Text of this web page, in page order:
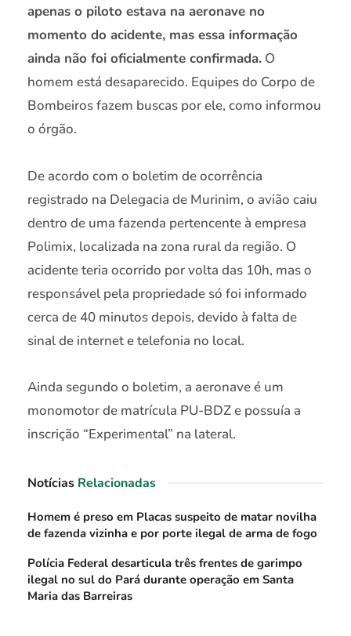
apenas o piloto estava na aeronave no
momento do acidente, mas essa informação
ainda não foi oficialmente confirmada. O
homem está desaparecido. Equipes do Corpo de
Bombeiros fazem buscas por ele, como informou
o órgão.
De acordo com o boletim de ocorrência
registrado na Delegacia de Murinim, o avião caiu
dentro de uma fazenda pertencente à empresa
Polimix, localizada na zona rural da região. O
acidente teria ocorrido por volta das 10h, mas o
responsável pela propriedade só foi informado
cerca de 40 minutos depois, devido à falta de
sinal de internet e telefonia no local.
Ainda segundo o boletim, a aeronave é um
monomotor de matrícula PU-BDZ e possuía a
inscrição “Experimental” na lateral.
Notícias Relacionadas
Homem é preso em Placas suspeito de matar novilha
de fazenda vizinha e por porte ilegal de arma de fogo
Polícia Federal desarticula três frentes de garimpo
ilegal no sul do Pará durante operação em Santa
Maria das Barreiras